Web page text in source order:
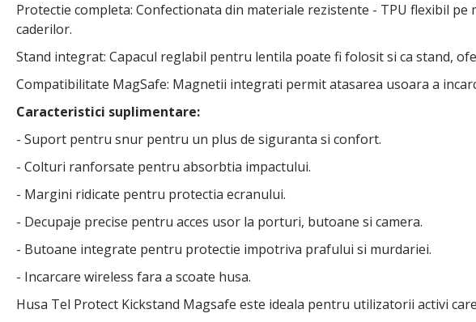
Protectie completa: Confectionata din materiale rezistente - TPU flexibil
caderilor.
Stand integrat: Capacul reglabil pentru lentila poate fi folosit si ca stand,
Compatibilitate MagSafe: Magnetii integrati permit atasarea usoara a
Caracteristici suplimentare:
- Suport pentru snur pentru un plus de siguranta si confort.
- Colturi ranforsate pentru absorbtia impactului.
- Margini ridicate pentru protectia ecranului.
- Decupaje precise pentru acces usor la porturi, butoane si camera.
- Butoane integrate pentru protectie impotriva prafului si murdariei.
- Incarcare wireless fara a scoate husa.
Husa Tel Protect Kickstand Magsafe este ideala pentru utilizatorii activi